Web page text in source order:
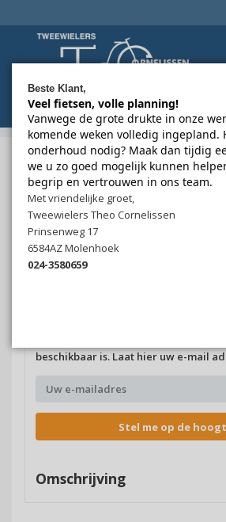
Menu
2wielerstheocornelissen.nl
Pedalen
TIPTOPSimson pedalen
TIPTOP Simson pedalen
Basic
beschikbaar is. Laat hier uw e-mail
Stel me op de
Omschrijving
Beste Klant,
Veel fietsen, volle planning!
Vanwege de grote drukte in onze
komende weken volledig ingepland.
onderhoud nodig? Maak dan tijdig
we u zo goed mogelijk kunnen
begrip en vertrouwen in ons team.
Met vriendelijke groet,
Tweewielers Theo Cornelissen
Prinsenweg 17
6584AZ Molenhoek
024-3580659